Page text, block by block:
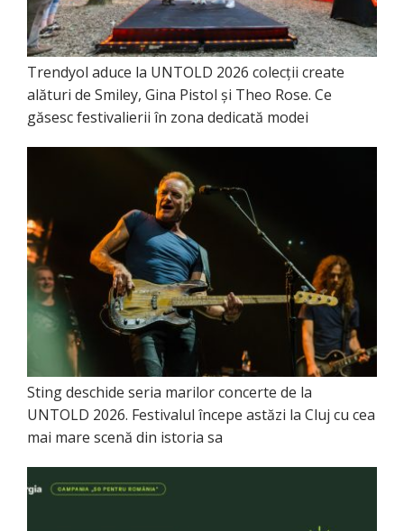
Trendyol aduce la UNTOLD 2026 colecții create
alături de Smiley, Gina Pistol și Theo Rose. Ce
găsesc festivalierii în zona dedicată modei
Sting deschide seria marilor concerte de la
UNTOLD 2026. Festivalul începe astăzi la Cluj cu cea
mai mare scenă din istoria sa